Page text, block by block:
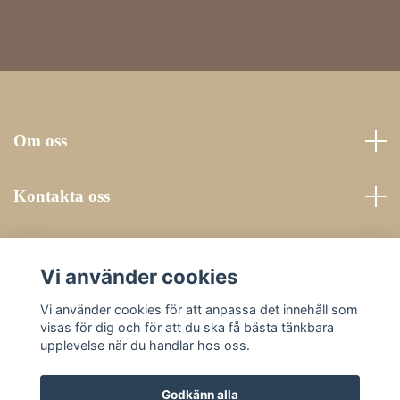
Om oss
Kontakta oss
Sociala medier
Vi använder cookies
Vi använder cookies för att anpassa det innehåll som
visas för dig och för att du ska få bästa tänkbara
upplevelse när du handlar hos oss.
Godkänn alla